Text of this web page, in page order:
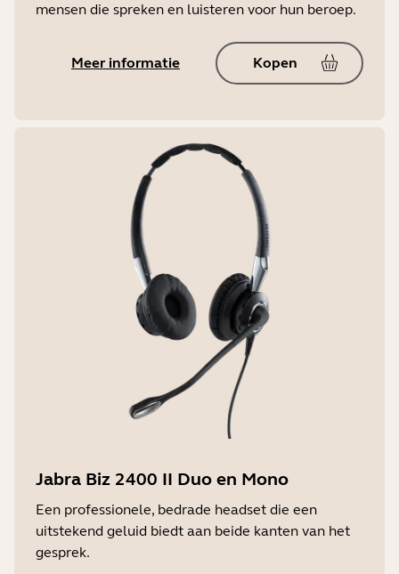
mensen die spreken en luisteren voor hun beroep.
Meer informatie Kopen
Jabra Biz 2400 II Duo en Mono
Een professionele, bedrade headset die een
uitstekend geluid biedt aan beide kanten van het
gesprek.